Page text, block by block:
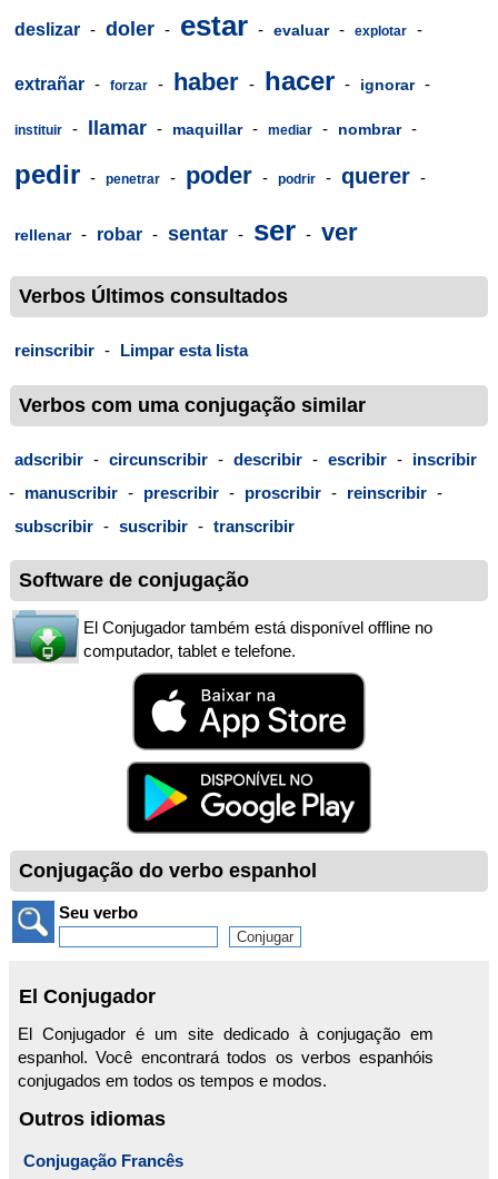
deslizar - doler - estar - evaluar - explotar -
extrañar - forzar - haber - hacer - ignorar -
instituir - llamar - maquillar - mediar - nombrar -
pedir - penetrar - poder - podrir - querer -
rellenar - robar - sentar - ser - ver
Verbos Últimos consultados
reinscribir - Limpar esta lista
Verbos com uma conjugação similar
adscribir - circunscribir - describir - escribir - inscribir
- manuscribir - prescribir - proscribir - reinscribir -
subscribir - suscribir - transcribir
Software de conjugação
El Conjugador também está disponível offline no
computador, tablet e telefone.
Conjugação do verbo espanhol
Seu verbo
El Conjugador
El Conjugador é um site dedicado à conjugação em
espanhol. Você encontrará todos os verbos espanhóis
conjugados em todos os tempos e modos.
Outros idiomas
Conjugação Francês